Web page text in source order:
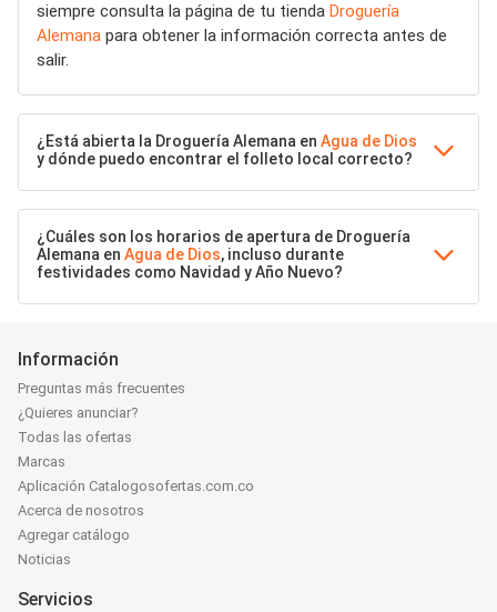
siempre consulta la página de tu tienda Droguería
Alemana para obtener la información correcta antes de
salir.
¿Está abierta la Droguería Alemana en Agua de Dios
y dónde puedo encontrar el folleto local correcto?
¿Cuáles son los horarios de apertura de Droguería
Alemana en Agua de Dios, incluso durante
festividades como Navidad y Año Nuevo?
Información
Preguntas más frecuentes
¿Quieres anunciar?
Todas las ofertas
Marcas
Aplicación Catalogosofertas.com.co
Acerca de nosotros
Agregar catálogo
Noticias
Servicios